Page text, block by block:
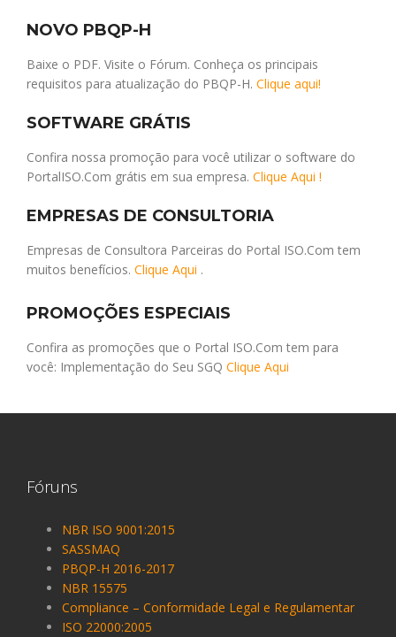
NOVO PBQP-H
Baixe o PDF. Visite o Fórum. Conheça os principais
requisitos para atualização do PBQP-H. Clique aqui!
SOFTWARE GRÁTIS
Confira nossa promoção para você utilizar o software do
PortalISO.Com grátis em sua empresa. Clique Aqui !
EMPRESAS DE CONSULTORIA
Empresas de Consultora Parceiras do Portal ISO.Com tem
muitos benefícios. Clique Aqui .
PROMOÇÕES ESPECIAIS
Confira as promoções que o Portal ISO.Com tem para
você: Implementação do Seu SGQ Clique Aqui
Fóruns
NBR ISO 9001:2015
SASSMAQ
PBQP-H 2016-2017
NBR 15575
Compliance – Conformidade Legal e Regulamentar
ISO 22000:2005